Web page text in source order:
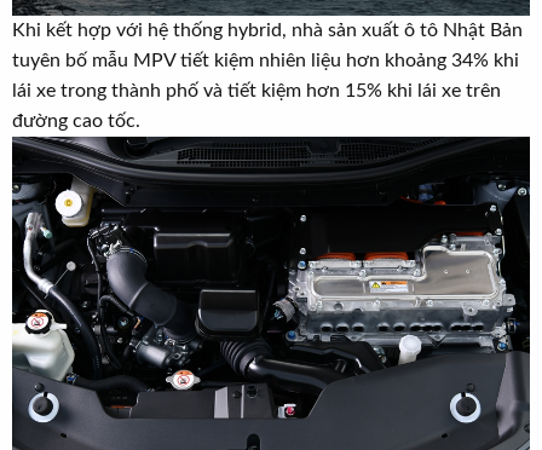
Khi kết hợp với hệ thống hybrid, nhà sản xuất ô tô Nhật Bản
tuyên bố mẫu MPV tiết kiệm nhiên liệu hơn khoảng 34% khi
lái xe trong thành phố và tiết kiệm hơn 15% khi lái xe trên
đường cao tốc.